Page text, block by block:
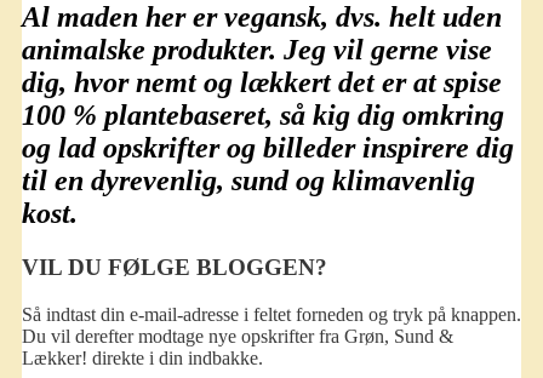
Al maden her ervegansk, dvs. helt uden
animalske produkter. Jeg vil gerne vise
dig, hvor nemt og lækkert det er at spise
100 % plantebaseret, så kig dig omkring
og lad opskrifter og billeder inspirere dig
til en dyrevenlig, sund og klimavenlig
kost.
VIL DU FØLGE BLOGGEN?
Så indtast din e-mail-adresse i feltet forneden og tryk på knappen.
Du vil derefter modtage nye opskrifter fra Grøn, Sund &
Lækker! direkte i din indbakke.